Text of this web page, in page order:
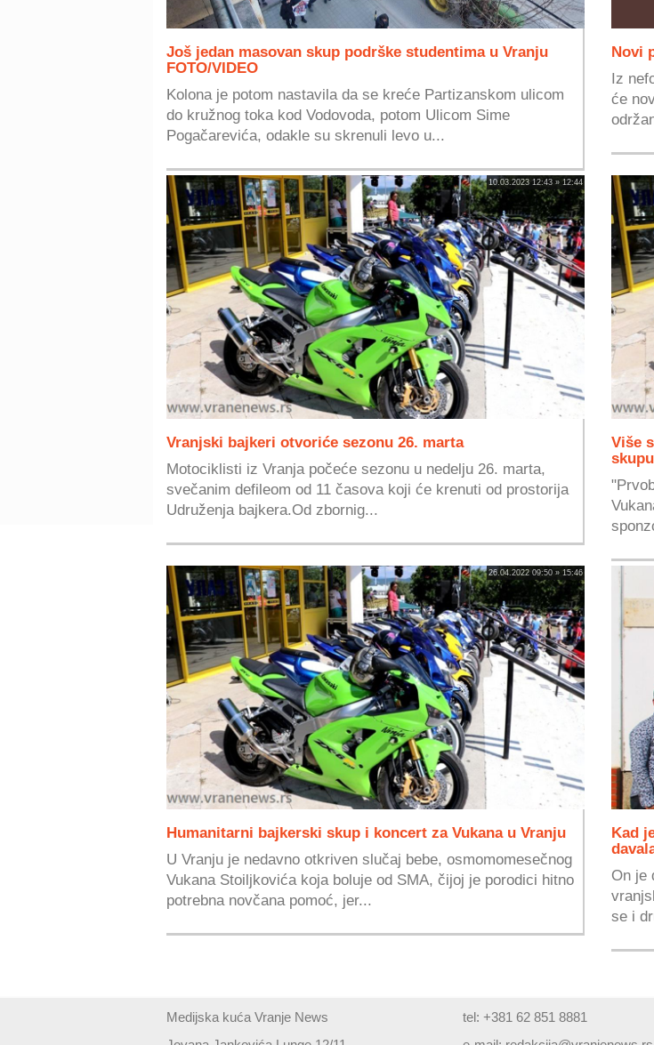
Još jedan masovan skup podrške studentima u Vranju
FOTO/VIDEO
Kolona je potom nastavila da se kreće Partizanskom ulicom
do kružnog toka kod Vodovoda, potom Ulicom Sime
Pogačarevića, odakle su skrenuli levo u...
Novi
Iz
će
10.03.2023 12:43 » 12:44
Vranjski bajkeri otvoriće sezonu 26. marta
Motociklisti iz Vranja počeće sezonu u nedelju 26. marta,
svečanim defileom od 11 časova koji će krenuti od prostorija
Udruženja bajkera.Od zbornig...
Više
26.04.2022 09:50 » 15:46
Humanitarni bajkerski skup i koncert za Vukana u Vranju
U Vranju je nedavno otkriven slučaj bebe, osmomomesečnog
Vukana Stoiljkovića koja boluje od SMA, čijoj je porodici hitno
potrebna novčana pomoć, jer...
Kad
On je
se i
Medijska kuća Vranje News
tel: +381 62 851 8881